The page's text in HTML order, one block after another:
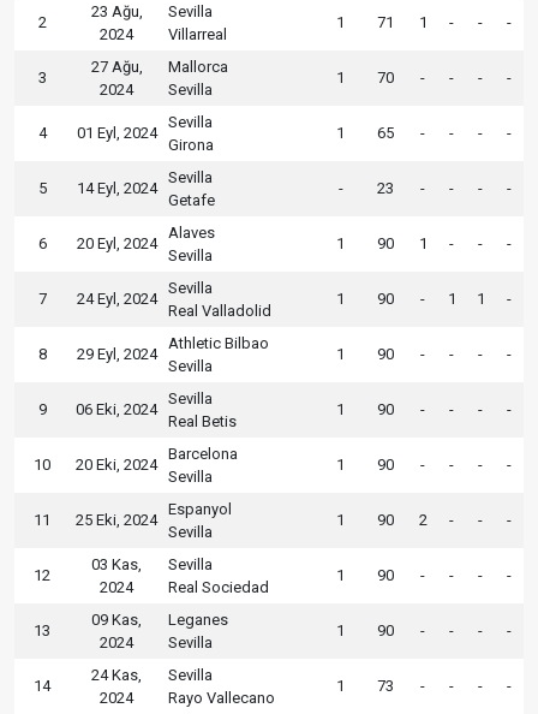
2
23 Ağu,
2024
Sevilla
Villarreal
1 71 1 - - -
3
27 Ağu,
2024
Mallorca
Sevilla
1 70 - - - -
4 01 Eyl, 2024
Sevilla
Girona
1 65 - - - -
5 14 Eyl, 2024
Sevilla
Getafe
- 23 - - - -
6 20 Eyl, 2024
Alaves
Sevilla
1 90 1 - - -
7 24 Eyl, 2024
Sevilla
Real Valladolid
1 90 - 1 1 -
8 29 Eyl, 2024
Athletic Bilbao
Sevilla
1 90 - - - -
9 06 Eki, 2024
Sevilla
Real Betis
1 90 - - - -
10 20 Eki, 2024
Barcelona
Sevilla
1 90 - - - -
11 25 Eki, 2024
Espanyol
Sevilla
1 90 2 - - -
12
03 Kas,
2024
Sevilla
Real Sociedad
1 90 - - - -
13
09 Kas,
2024
Leganes
Sevilla
1 90 - - - -
14
24 Kas,
2024
Sevilla
Rayo Vallecano
1 73 - - - -